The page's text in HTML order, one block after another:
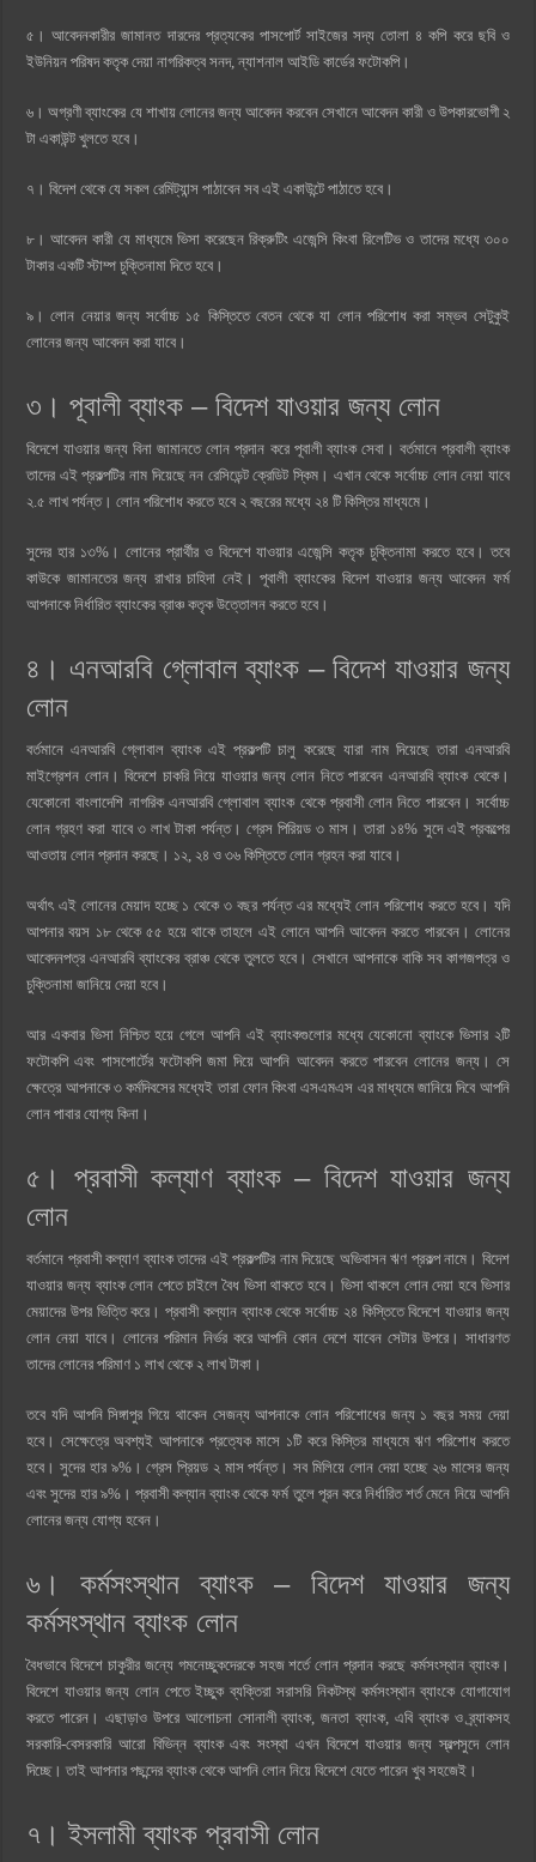
৫। আবেদনকারীর জামানত দারদের প্রত্যকের পাসপোর্ট সাইজের সদ্য তোলা ৪ কপি করে ছবি ও
ইউনিয়ন পরিষদ কতৃক দেয়া নাগরিকত্ব সনদ, ন্যাশনাল আইডি কার্ডের ফটোকপি।
৬। অগ্রণী ব্যাংকের যে শাখায় লোনের জন্য আবেদন করবেন সেখানে আবেদন কারী ও উপকারভোগী ২
টা একাউন্ট খুলতে হবে।
৭। বিদেশ থেকে যে সকল রেমিট্যান্স পাঠাবেন সব এই একাউন্টে পাঠাতে হবে।
৮। আবেদন কারী যে মাধ্যমে ভিসা করেছেন রিক্রুটিং এজেন্সি কিংবা রিলেটিভ ও তাদের মধ্যে ৩০০
টাকার একটি স্টাম্প চুক্তিনামা দিতে হবে।
৯। লোন নেয়ার জন্য সর্বোচ্চ ১৫ কিস্তিতে বেতন থেকে যা লোন পরিশোধ করা সম্ভব সেটুকুই
লোনের জন্য আবেদন করা যাবে।
৩। পূবালী ব্যাংক – বিদেশ যাওয়ার জন্য লোন
বিদেশে যাওয়ার জন্য বিনা জামানতে লোন প্রদান করে পূবালী ব্যাংক সেবা। বর্তমানে প্রবালী ব্যাংক
তাদের এই প্রকল্পটির নাম দিয়েছে নন রেসিডেন্ট ক্রেডিট স্কিম। এখান থেকে সর্বোচ্চ লোন নেয়া যাবে
২.৫ লাখ পর্যন্ত। লোন পরিশোধ করতে হবে ২ বছরের মধ্যে ২৪ টি কিস্তির মাধ্যমে।
সুদের হার ১৩%। লোনের প্রার্থীর ও বিদেশে যাওয়ার এজেন্সি কতৃক চুক্তিনামা করতে হবে। তবে
কাউকে জামানতের জন্য রাখার চাহিদা নেই। পূবালী ব্যাংকের বিদেশ যাওয়ার জন্য আবেদন ফর্ম
আপনাকে নির্ধারিত ব্যাংকের ব্রাঞ্চ কতৃক উত্তোলন করতে হবে।
৪। এনআরবি গ্লোবাল ব্যাংক – বিদেশ যাওয়ার জন্য
লোন
বর্তমানে এনআরবি গ্লোবাল ব্যাংক এই প্রকল্পটি চালু করেছে যারা নাম দিয়েছে তারা এনআরবি
মাইগ্রেশন লোন। বিদেশে চাকরি নিয়ে যাওয়ার জন্য লোন নিতে পারবেন এনআরবি ব্যাংক থেকে।
যেকোনো বাংলাদেশি নাগরিক এনআরবি গ্লোবাল ব্যাংক থেকে প্রবাসী লোন নিতে পারবেন। সর্বোচ্চ
লোন গ্রহণ করা যাবে ৩ লাখ টাকা পর্যন্ত। গ্রেস পিরিয়ড ৩ মাস। তারা ১৪% সুদে এই প্রকল্পের
আওতায় লোন প্রদান করছে। ১২, ২৪ ও ৩৬ কিস্তিতে লোন গ্রহন করা যাবে।
অর্থাৎ এই লোনের মেয়াদ হচ্ছে ১ থেকে ৩ বছর পর্যন্ত এর মধ্যেই লোন পরিশোধ করতে হবে। যদি
আপনার বয়স ১৮ থেকে ৫৫ হয়ে থাকে তাহলে এই লোনে আপনি আবেদন করতে পারবেন। লোনের
আবেদনপত্র এনআরবি ব্যাংকের ব্রাঞ্চ থেকে তুলতে হবে। সেখানে আপনাকে বাকি সব কাগজপত্র ও
চুক্তিনামা জানিয়ে দেয়া হবে।
আর একবার ভিসা নিশ্চিত হয়ে গেলে আপনি এই ব্যাংকগুলোর মধ্যে যেকোনো ব্যাংকে ভিসার ২টি
ফটোকপি এবং পাসপোর্টের ফটোকপি জমা দিয়ে আপনি আবেদন করতে পারবেন লোনের জন্য। সে
ক্ষেত্রে আপনাকে ৩ কর্মদিবসের মধ্যেই তারা ফোন কিংবা এসএমএস এর মাধ্যমে জানিয়ে দিবে আপনি
লোন পাবার যোগ্য কিনা।
৫। প্রবাসী কল্যাণ ব্যাংক – বিদেশ যাওয়ার জন্য
লোন
বর্তমানে প্রবাসী কল্যাণ ব্যাংক তাদের এই প্রকল্পটির নাম দিয়েছে অভিবাসন ঋণ প্রকল্প নামে। বিদেশ
যাওয়ার জন্য ব্যাংক লোন পেতে চাইলে বৈধ ভিসা থাকতে হবে। ভিসা থাকলে লোন দেয়া হবে ভিসার
মেয়াদের উপর ভিত্তি করে। প্রবাসী কল্যান ব্যাংক থেকে সর্বোচ্চ ২৪ কিস্তিতে বিদেশে যাওয়ার জন্য
লোন নেয়া যাবে। লোনের পরিমান নির্ভর করে আপনি কোন দেশে যাবেন সেটার উপরে। সাধারণত
তাদের লোনের পরিমাণ ১ লাখ থেকে ২ লাখ টাকা।
তবে যদি আপনি সিঙ্গাপুর গিয়ে থাকেন সেজন্য আপনাকে লোন পরিশোধের জন্য ১ বছর সময় দেয়া
হবে। সেক্ষেত্রে অবশ্যই আপনাকে প্রত্যেক মাসে ১টি করে কিস্তির মাধ্যমে ঋণ পরিশোধ করতে
হবে। সুদের হার ৯%। গ্রেস প্রিয়ড ২ মাস পর্যন্ত। সব মিলিয়ে লোন দেয়া হচ্ছে ২৬ মাসের জন্য
এবং সুদের হার ৯%। প্রবাসী কল্যান ব্যাংক থেকে ফর্ম তুলে পূরন করে নির্ধারিত শর্ত মেনে নিয়ে আপনি
লোনের জন্য যোগ্য হবেন।
৬। কর্মসংস্থান ব্যাংক – বিদেশ যাওয়ার জন্য
কর্মসংস্থান ব্যাংক লোন
বৈধভাবে বিদেশে চাকুরীর জন্যে গমনেচ্ছুকদেরকে সহজ শর্তে লোন প্রদান করছে কর্মসংস্থান ব্যাংক।
বিদেশে যাওয়ার জন্য লোন পেতে ইচ্ছুক ব্যক্তিরা সরাসরি নিকটস্থ কর্মসংস্থান ব্যাংকে যোগাযোগ
করতে পারেন। এছাড়াও উপরে আলোচনা সোনালী ব্যাংক, জনতা ব্যাংক, এবি ব্যাংক ও ব্র্যাকসহ
সরকারি-বেসরকারি আরো বিভিন্ন ব্যাংক এবং সংস্থা এখন বিদেশে যাওয়ার জন্য স্বল্পসুদে লোন
দিচ্ছে। তাই আপনার পছন্দের ব্যাংক থেকে আপনি লোন নিয়ে বিদেশে যেতে পারেন খুব সহজেই।
৭। ইসলামী ব্যাংক প্রবাসী লোন